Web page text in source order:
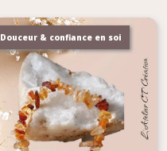
Douceur & confiance en soi